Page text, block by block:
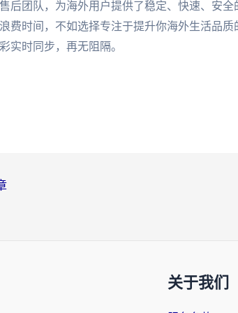
后团队，为海外用户提供了稳定、快速、安
费时间，不如选择专注于提升你海外生活品质
实时同步，再无阻隔。
关于我们